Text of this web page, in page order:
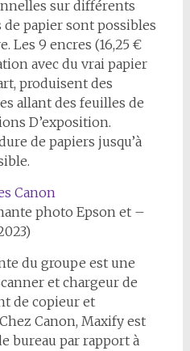
sur différents
papier sont possibles
Les 9 encres (16,25 €
avec du vrai papier
produisent des
allant des feuilles de
D’exposition.
de papiers jusqu’à
Canon
photo Epson et –
du groupe est une
et chargeur de
de copieur et
Canon, Maxify est
bureau par rapport à